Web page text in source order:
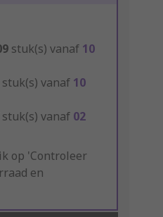
stuk(s) vanaf 10
stuk(s) vanaf 10
stuk(s) vanaf 02
op 'Controleer
en